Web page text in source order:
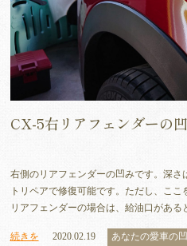
CX-5右リアフェンダーの
右側のリアフェンダーの凹みです。深
トリペアで修復可能です。ただし、ここ
リアフェンダーの場合は、給油口がある
続きを
2020.02.19
あなたの愛車の凹